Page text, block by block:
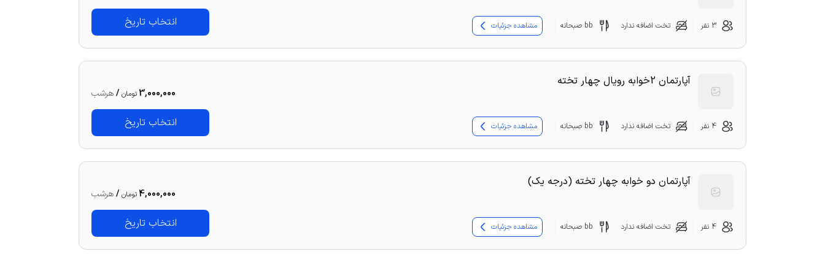
انتخاب تاریخ 3 نفر تخت اضافه ندارد bb صبحانه مشاهده جزئیات
آپارتمان 2خوابه رویال چهار تخته
3,000,000تومان /هرشب
انتخاب تاریخ 4 نفر تخت اضافه ندارد bb صبحانه مشاهده جزئیات
آپارتمان دو خوابه چهار تخته (درجه یک)
4,000,000تومان /هرشب
انتخاب تاریخ 4 نفر تخت اضافه ندارد bb صبحانه مشاهده جزئیات